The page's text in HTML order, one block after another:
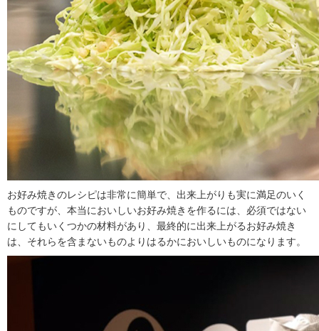
お好み焼きのレシピは非常に簡単で、出来上がりも実に満足のいく
ものですが、本当においしいお好み焼きを作るには、必須ではない
にしてもいくつかの材料があり、最終的に出来上がるお好み焼き
は、それらを含まないものよりはるかにおいしいものになります。